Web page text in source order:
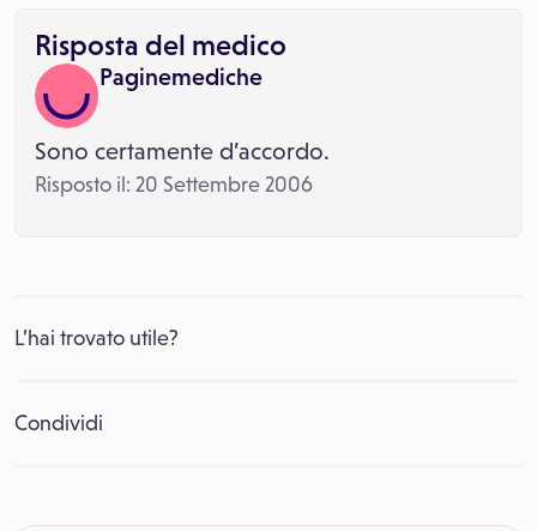
Risposta del medico
Paginemediche
Sono certamente d’accordo.
Risposto il: 20 Settembre 2006
L’hai trovato utile?
Condividi